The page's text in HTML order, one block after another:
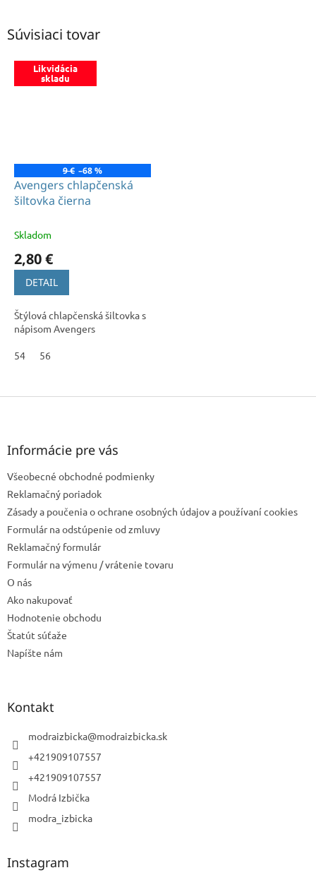
Súvisiaci tovar
Likvidácia
skladu
9 € –68 %
Avengers chlapčenská
šiltovka čierna
Skladom
2,80 €
DETAIL
Štýlová chlapčenská šiltovka s
nápisom Avengers
54 56
Z
Informácie pre vás
Všeobecné obchodné podmienky
Reklamačný poriadok
Zásady a poučenia o ochrane osobných údajov a používaní cookies
Formulár na odstúpenie od zmluvy
Reklamačný formulár
Formulár na výmenu / vrátenie tovaru
O nás
Ako nakupovať
Hodnotenie obchodu
Štatút súťaže
Napíšte nám
Kontakt
modraizbicka@modraizbicka.sk
+421909107557
+421909107557
Modrá Izbička
modra_izbicka
Instagram